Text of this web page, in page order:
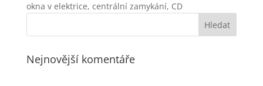
okna v elektrice, centrální zamykání, CD
Nejnovější komentáře